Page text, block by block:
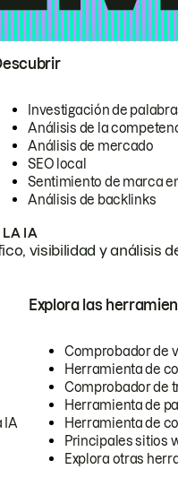
Investigación de
Análisis de la
Análisis de mercado
SEO local
Sentimiento de marca
Análisis de backlinks
LA IA
visibilidad y análisis
IA
Explora las
Comprobador de
Herramienta de
Comprobador de
Herramienta de
Herramienta de
Principales sitios
Explora otras